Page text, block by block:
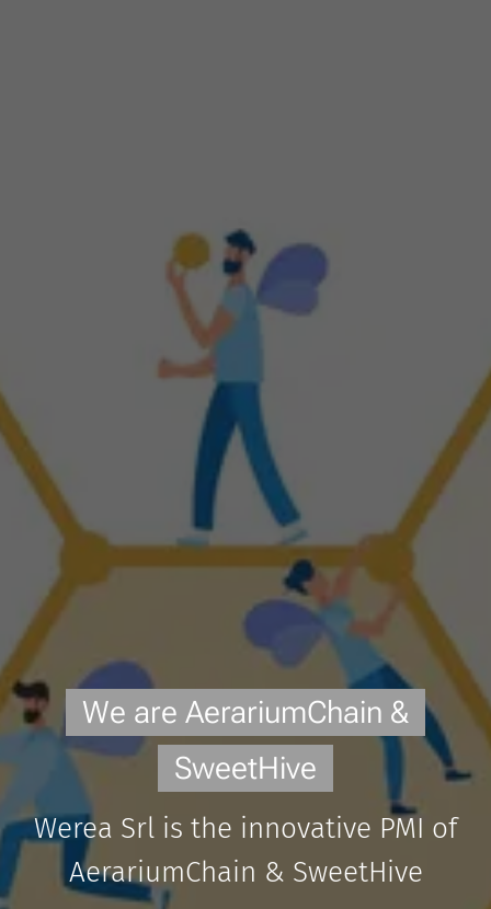
We are AerariumChain &
SweetHive
Werea Srl is the innovative PMI of
AerariumChain & SweetHive